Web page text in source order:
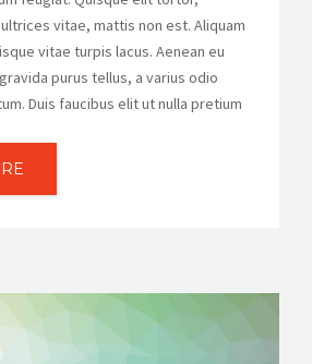
vitae, mattis non est. Aliquam
vitae turpis lacus. Aenean eu
purus tellus, a varius odio
Duis faucibus elit ut nulla pretium